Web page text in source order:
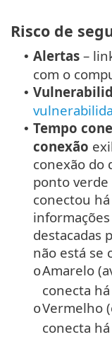
Risco de
• Alertas –
com o
•
• Tempo
conexão
conexão do
ponto
conectou
informações
destacadas
não está se
oAmarelo
conecta
oVermelho
conecta